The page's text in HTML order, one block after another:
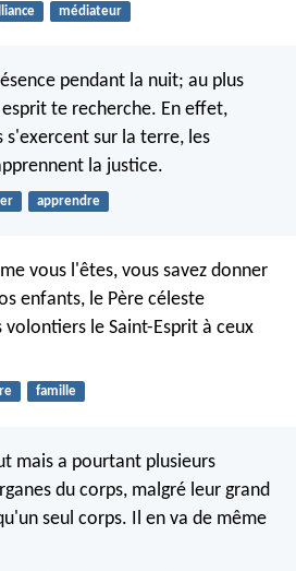
médiateur
pendant la nuit; au plus
te recherche. En effet,
s'exercent sur la terre, les
la justice.
apprendre
vous l'êtes, vous savez donner
enfants, le Père céleste
volontiers le Saint-Esprit à ceux
famille
mais a pourtant plusieurs
du corps, malgré leur grand
seul corps. Il en va de même